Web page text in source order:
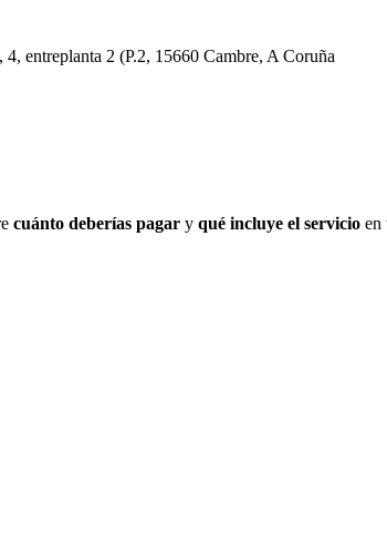
entreplanta 2 (P.2, 15660 Cambre, A Coruña
cuánto deberías pagar y qué incluye el servicio en